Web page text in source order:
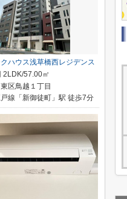
ハウス浅草橋西レジデンス
2LDK/57.00㎡
区鳥越１丁目
線「新御徒町」駅 徒歩7分